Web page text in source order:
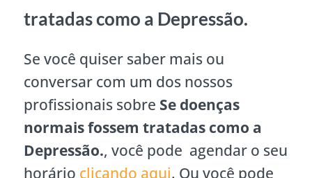
tratadas como a Depressão.
Se você quiser saber mais ou
conversar com um dos nossos
profissionais sobre Se doenças
normais fossem tratadas como a
Depressão., você pode agendar o seu
horário clicando aqui. Ou você pode